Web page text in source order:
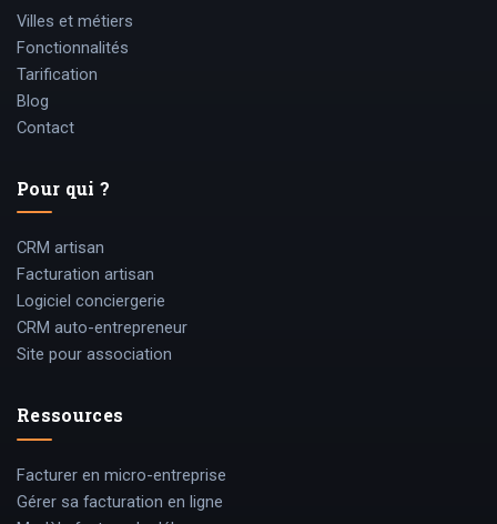
Villes et métiers
Fonctionnalités
Tarification
Blog
Contact
Pour qui ?
CRM artisan
Facturation artisan
Logiciel conciergerie
CRM auto-entrepreneur
Site pour association
Ressources
Facturer en micro-entreprise
Gérer sa facturation en ligne